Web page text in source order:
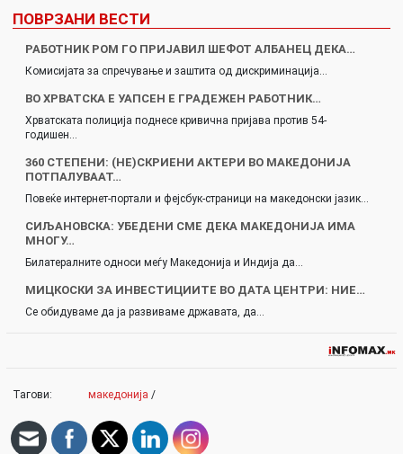
ПОВРЗАНИ ВЕСТИ
РАБОТНИК РОМ ГО ПРИЈАВИЛ ШЕФОТ АЛБАНЕЦ ДЕКА…
Комисијата за спречување и заштита од дискриминација…
ВО ХРВАТСКА Е УАПСЕН Е ГРАДЕЖЕН РАБОТНИК…
Хрватската полиција поднесе кривична пријава против 54-
годишен…
360 СТЕПЕНИ: (НЕ)СКРИЕНИ АКТЕРИ ВО МАКЕДОНИЈА
ПОТПАЛУВААТ…
Повеќе интернет-портали и фејсбук-страници на македонски јазик…
СИЉАНОВСКА: УБЕДЕНИ СМЕ ДЕКА МАКЕДОНИЈА ИМА
МНОГУ…
Билатералните односи меѓу Македонија и Индија да…
МИЦКОСКИ ЗА ИНВЕСТИЦИИТЕ ВО ДАТА ЦЕНТРИ: НИЕ…
Се обидуваме да ја развиваме државата, да…
Тагови: македонија /